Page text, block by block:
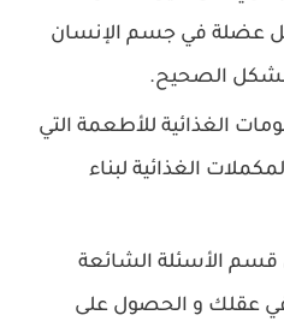
كل عضلة في جسم الإنسان
الصحيح.
الغذائية للأطعمة التي
الغذائية لبناء
قسم الأسئلة الشائعة
في عقلك و الحصول على